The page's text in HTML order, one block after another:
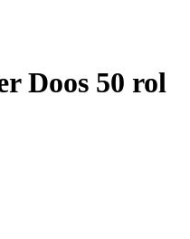
Doos 50 rol